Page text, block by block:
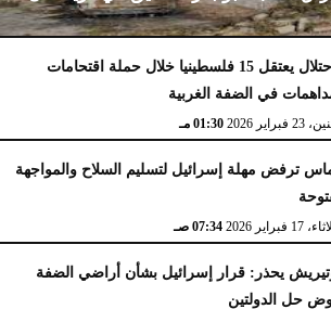
الاحتلال يعتقل 15 فلسطينيا خلال حملة اقتحامات
في الضفة الغربية
23 فبراير 2026 01:30 مـ
ترفض مهلة إسرائيل لتسليم السلاح والمواجهة
17 فبراير 2026 07:34 صـ
يحذر: قرار إسرائيل بشأن أراضي الضفة
حل الدولتين